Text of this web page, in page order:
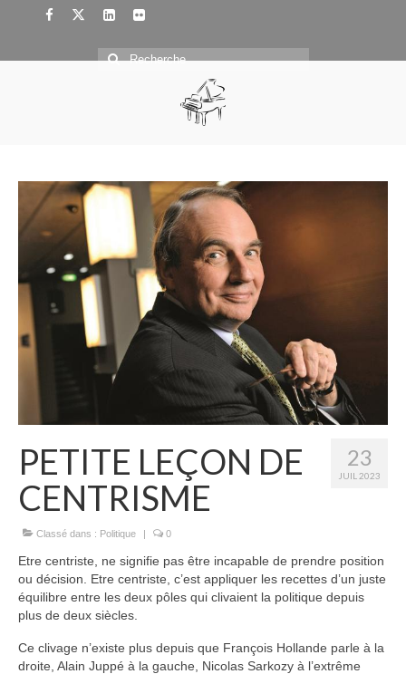
Rechercher
23
JUIL 2023
PETITE LEÇON DE
CENTRISME
Classé dans : Politique | 0
Etre centriste, ne signifie pas être incapable de prendre position
ou décision. Etre centriste, c’est appliquer les recettes d’un juste
équilibre entre les deux pôles qui clivaient la politique depuis
plus de deux siècles.
Ce clivage n’existe plus depuis que François Hollande parle à la
droite, Alain Juppé à la gauche, Nicolas Sarkozy à l’extrême